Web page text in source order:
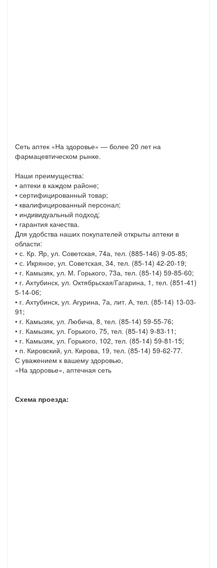
Сеть аптек «На здоровье» — более 20 лет на
фармацевтическом рынке.
Наши преимущества:
• аптеки в каждом районе;
• сертифицированный товар;
• квалифицированный персонал;
• индивидуальный подход;
• гарантия качества.
Для удобства наших покупателей открыты аптеки в
области:
• с. Кр. Яр, ул. Советская, 74а, тел. (885-146) 9-05-85;
• с. Икряное, ул. Советская, 34, тел. (85-14) 42-20-19;
• г. Камызяк, ул. М. Горького, 73а, тел. (85-14) 59-85-60;
• г. Ахтубинск, ул. Октябрьская/Гагарина, 1, тел. (851-41)
5-14-06;
• г. Ахтубинск, ул. Агурина, 7а, лит. А, тел. (85-14) 13-03-
91;
• г. Камызяк, ул. Любича, 8, тел. (85-14) 59-55-76;
• г. Камызяк, ул. Горького, 75, тел. (85-14) 9-83-11;
• г. Камызяк, ул. Горького, 102, тел. (85-14) 59-81-15;
• п. Кировский, ул. Кирова, 19, тел. (85-14) 59-62-77.
С уважением к вашему здоровью,
«На здоровье», аптечная сеть
Схема проезда: